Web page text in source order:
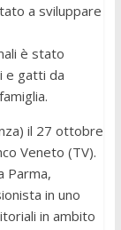
a sviluppare
è stato
e gatti da
il 27 ottobre
Veneto (TV).
Parma,
in uno
in ambito